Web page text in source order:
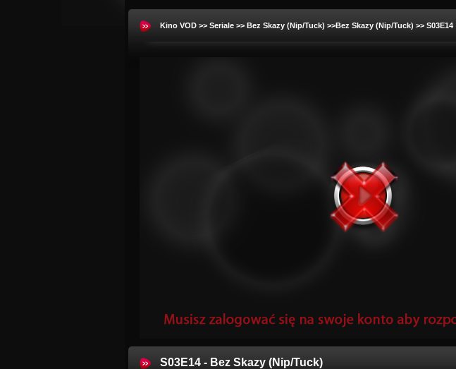
Kino VOD >> Seriale >> Bez Skazy (Nip/Tuck) >>Bez Skazy (Nip/Tuck) >> S03E14
S03E14 - Bez Skazy (Nip/Tuck)